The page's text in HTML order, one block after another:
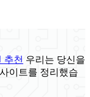
추천 우리는 당신을
이트를 정리했습